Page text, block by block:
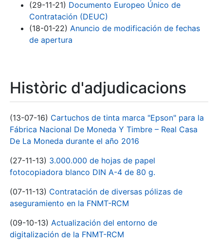
(29-11-21) Documento Europeo Único de
Contratación (DEUC)
(18-01-22) Anuncio de modificación de fechas
de apertura
Històric d'adjudicacions
(13-07-16) Cartuchos de tinta marca "Epson" para la
Fábrica Nacional De Moneda Y Timbre – Real Casa
De La Moneda durante el año 2016
(27-11-13) 3.000.000 de hojas de papel
fotocopiadora blanco DIN A-4 de 80 g.
(07-11-13) Contratación de diversas pólizas de
aseguramiento en la FNMT-RCM
(09-10-13) Actualización del entorno de
digitalización de la FNMT-RCM